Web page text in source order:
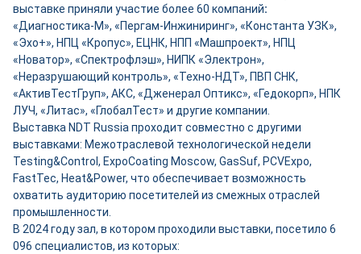
выставке приняли участие более 60 компаний:
«Диагностика-М», «Пергам-Инжиниринг», «Константа УЗК»,
«Эхо+», НПЦ «Кропус», ЕЦНК, НПП «Машпроект», НПЦ
«Новатор», «Спектрофлэш», НИПК «Электрон»,
«Неразрушающий контроль», «Техно-НДТ», ПВП СНК,
«АктивТестГруп», АКС, «Дженерал Оптикс», «Гедокорп», НПК
ЛУЧ, «Литас», «ГлобалТест» и другие компании.
Выставка NDT Russia проходит совместно с другими
выставками: Межотраслевой технологической недели
Testing&Control, ExpoCoating Moscow, GasSuf, PCVExpo,
FastTec, Heat&Power, что обеспечивает возможность
охватить аудиторию посетителей из смежных отраслей
промышленности.
В 2024 году зал, в котором проходили выставки, посетило 6
096 специалистов, из которых: